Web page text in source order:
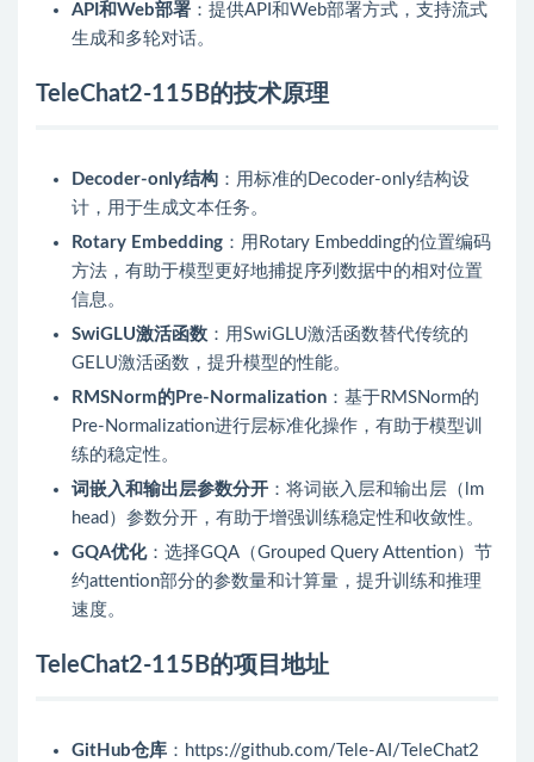
API和Web部署 ：提供API和Web部署方式，支持流式
生成和多轮对话。
TeleChat2-115B的技术原理
Decoder-only结构 ：用标准的Decoder-only结构设
计，用于生成文本任务。
Rotary Embedding ：用Rotary Embedding的位置编码
方法，有助于模型更好地捕捉序列数据中的相对位置
信息。
SwiGLU激活函数 ：用SwiGLU激活函数替代传统的
GELU激活函数，提升模型的性能。
RMSNorm的Pre-Normalization ：基于RMSNorm的
Pre-Normalization进行层标准化操作，有助于模型训
练的稳定性。
词嵌入和输出层参数分开 ：将词嵌入层和输出层（lm
head）参数分开，有助于增强训练稳定性和收敛性。
GQA优化：选择GQA（Grouped Query Attention）节
约attention部分的参数量和计算量，提升训练和推理
速度。
TeleChat2-115B的项目地址
GitHub仓库 ：https://github.com/Tele-AI/TeleChat2